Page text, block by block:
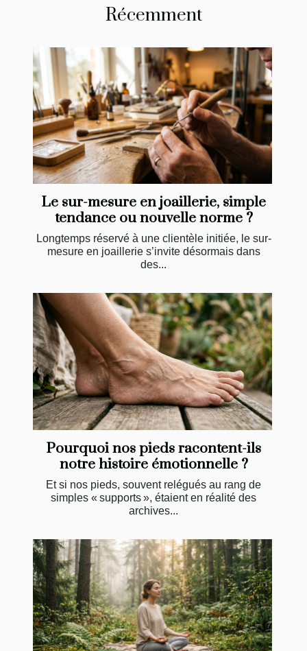
Récemment
Le sur-mesure en joaillerie, simple
tendance ou nouvelle norme ?
Longtemps réservé à une clientèle initiée, le sur-
mesure en joaillerie s’invite désormais dans
des...
Pourquoi nos pieds racontent-ils
notre histoire émotionnelle ?
Et si nos pieds, souvent relégués au rang de
simples « supports », étaient en réalité des
archives...